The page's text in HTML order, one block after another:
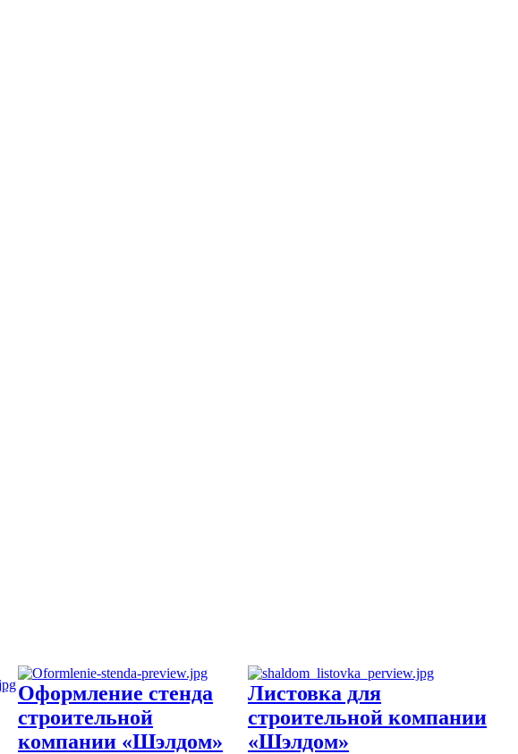
Оформление стенда
строительной
компании «Шэлдом»
Листовка для
строительной компании
«Шэлдом»